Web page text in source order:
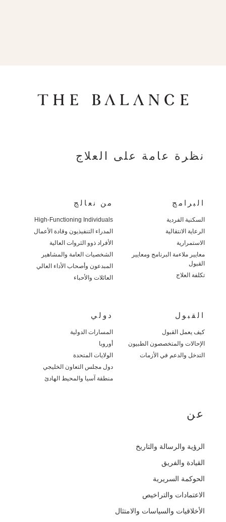
نظرة عامة على العلاج
البرامج
السكنية الفردية
الرعاية الانتقالية
الاستمرارية
معايير ملاءمة البرنامج ومعايير
القبول
تكلفة العلاج
من نعالج
High-Functioning Individuals
المدراء التنفيذيون وقادة الأعمال
الأفراد ذوو الثروات العالية
الشخصيات العامة والمشاهير
المبدعون وأصحاب الأداء العالي
العائلات والأحباء
القبول
كيف يعمل القبول
الإحالات والمتخصصون الطبيون
التدخل والدعم في الأزمات
دولي
المسارات الدولية
أوروبا
الولايات المتحدة
دول مجلس التعاون الخليجي
منطقة آسيا والمحيط الهادئ
عن
الرؤية والرسالة والتاريخ
القيادة والفريق
الحوكمة السريرية
الاعتمادات والتراخيص
الأخلاقيات والسياسات والامتثال